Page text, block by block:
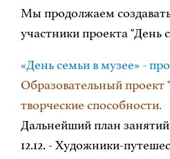
Мы продолжаем
участники проекта "День
«День семьи в музее» -
Образовательный проект
творческие способности.
Дальнейший план занятий
12.12. - Художники-